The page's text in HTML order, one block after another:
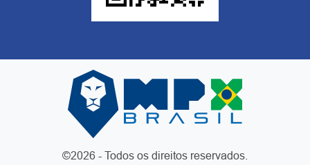
©2026 - Todos os direitos reservados.